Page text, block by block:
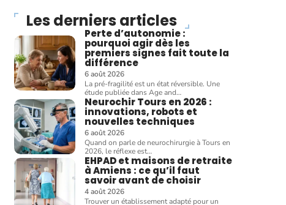
Les derniers articles
Perte d’autonomie :
pourquoi agir dès les
premiers signes fait toute la
différence
6 août 2026
La pré-fragilité est un état réversible. Une
étude publiée dans Age and…
Neurochir Tours en 2026 :
innovations, robots et
nouvelles techniques
6 août 2026
Quand on parle de neurochirurgie à Tours en
2026, le réflexe est…
EHPAD et maisons de retraite
à Amiens : ce qu’il faut
savoir avant de choisir
4 août 2026
Trouver un établissement adapté pour un